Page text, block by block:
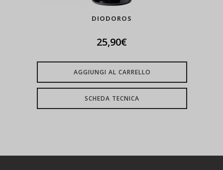
DIODOROS
25,90€
AGGIUNGI AL CARRELLO
SCHEDA TECNICA